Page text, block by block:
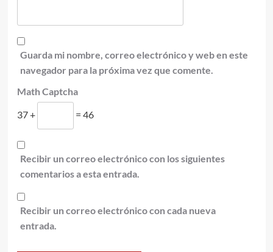
Guarda mi nombre, correo electrónico y web en este
navegador para la próxima vez que comente.
Math Captcha
37 +
= 46
Recibir un correo electrónico con los siguientes
comentarios a esta entrada.
Recibir un correo electrónico con cada nueva
entrada.